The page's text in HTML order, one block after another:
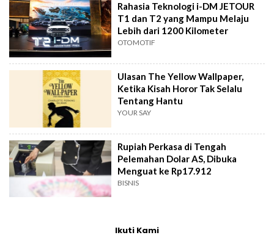
Rahasia Teknologi i-DM JETOUR
T1 dan T2 yang Mampu Melaju
Lebih dari 1200 Kilometer
OTOMOTIF
Ulasan The Yellow Wallpaper,
Ketika Kisah Horor Tak Selalu
Tentang Hantu
YOUR SAY
Rupiah Perkasa di Tengah
Pelemahan Dolar AS, Dibuka
Menguat ke Rp17.912
BISNIS
Ikuti Kami